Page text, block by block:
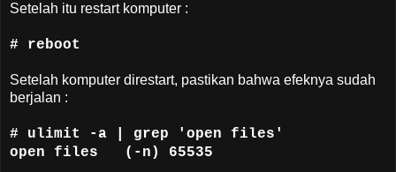
Setelah itu restart komputer :
# reboot
Setelah komputer direstart, pastikan bahwa efeknya sudah
berjalan :
# ulimit -a | grep 'open files'
open files (-n) 65535